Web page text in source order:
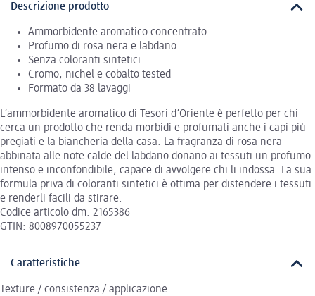
Descrizione prodotto
Ammorbidente aromatico concentrato
Profumo di rosa nera e labdano
Senza coloranti sintetici
Cromo, nichel e cobalto tested
Formato da 38 lavaggi
L’ammorbidente aromatico di Tesori d’Oriente è perfetto per chi
cerca un prodotto che renda morbidi e profumati anche i capi più
pregiati e la biancheria della casa. La fragranza di rosa nera
abbinata alle note calde del labdano donano ai tessuti un profumo
intenso e inconfondibile, capace di avvolgere chi li indossa. La sua
formula priva di coloranti sintetici è ottima per distendere i tessuti
e renderli facili da stirare.
Codice articolo dm: 2165386
GTIN: 8008970055237
Caratteristiche
Texture / consistenza / applicazione: